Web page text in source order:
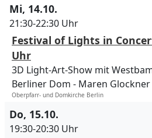
Mi, 14.10.
21:30-22:30 Uhr
Festival of Lights in
Uhr
3D Light-Art-Show mit
Berliner Dom
Maren Glockner
Oberpfarr- und Domkirche Berlin
Do, 15.10.
19:30-20:30 Uhr